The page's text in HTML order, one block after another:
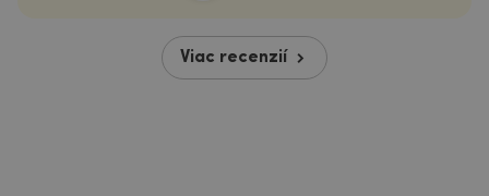
Viac recenzií